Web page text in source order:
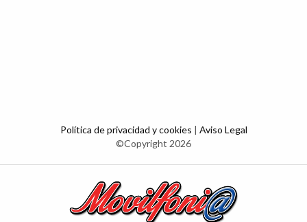
Política de privacidad y cookies | Aviso Legal
©Copyright 2026